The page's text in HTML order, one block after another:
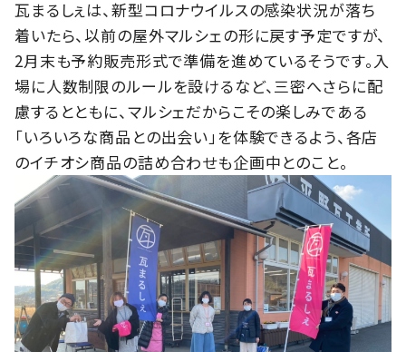
瓦まるしぇは、新型コロナウイルスの感染状況が落ち
着いたら、以前の屋外マルシェの形に戻す予定ですが、
2月末も予約販売形式で準備を進めているそうです。入
場に人数制限のルールを設けるなど、三密へさらに配
慮するとともに、マルシェだからこその楽しみである
「いろいろな商品との出会い」を体験できるよう、各店
のイチオシ商品の詰め合わせも企画中とのこと。